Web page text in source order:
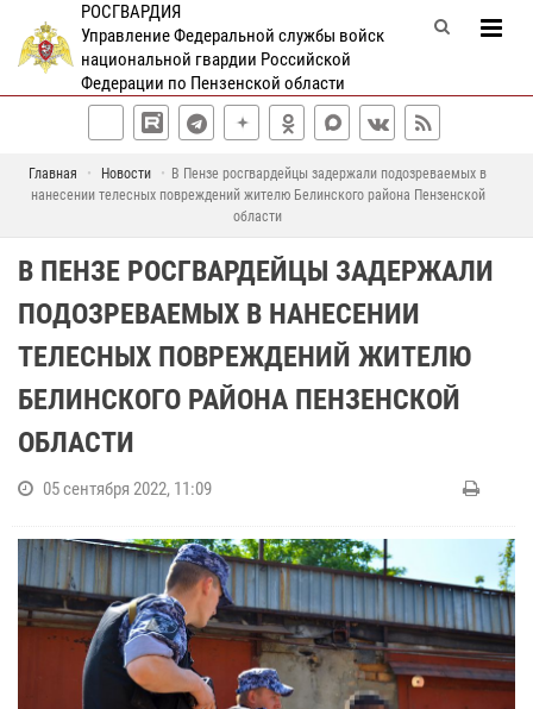
РОСГВАРДИЯ
Управление Федеральной службы войск
национальной гвардии Российской
Федерации по Пензенской области
Главная Новости
В Пензе росгвардейцы задержали подозреваемых в
нанесении телесных повреждений жителю Белинского района Пензенской
области
В ПЕНЗЕ РОСГВАРДЕЙЦЫ ЗАДЕРЖАЛИ
ПОДОЗРЕВАЕМЫХ В НАНЕСЕНИИ
ТЕЛЕСНЫХ ПОВРЕЖДЕНИЙ ЖИТЕЛЮ
БЕЛИНСКОГО РАЙОНА ПЕНЗЕНСКОЙ
ОБЛАСТИ
05 сентября 2022, 11:09